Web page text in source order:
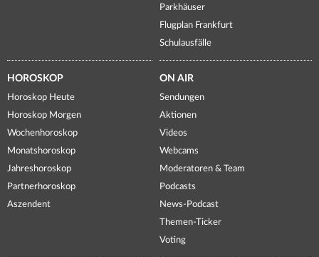
Parkhäuser
Flugplan Frankfurt
Schulausfälle
HOROSKOP
Horoskop Heute
Horoskop Morgen
Wochenhoroskop
Monatshoroskop
Jahreshoroskop
Partnerhoroskop
Aszendent
ON AIR
Sendungen
Aktionen
Videos
Webcams
Moderatoren & Team
Podcasts
News-Podcast
Themen-Ticker
Voting